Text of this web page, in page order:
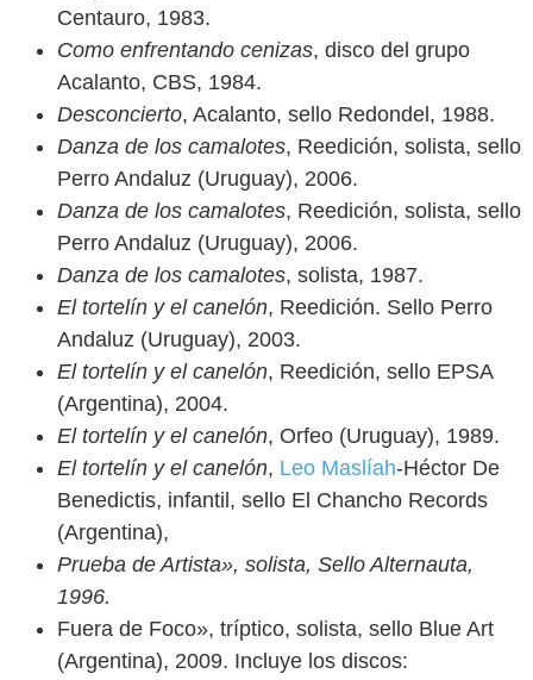
Centauro, 1983.
Como enfrentando cenizas, disco del grupo
Acalanto, CBS, 1984.
Desconcierto, Acalanto, sello Redondel, 1988.
Danza de los camalotes, Reedición, solista, sello
Perro Andaluz (Uruguay), 2006.
Danza de los camalotes, Reedición, solista, sello
Perro Andaluz (Uruguay), 2006.
Danza de los camalotes, solista, 1987.
El tortelín y el canelón, Reedición. Sello Perro
Andaluz (Uruguay), 2003.
El tortelín y el canelón, Reedición, sello EPSA
(Argentina), 2004.
El tortelín y el canelón, Orfeo (Uruguay), 1989.
El tortelín y el canelón, Leo Maslíah-Héctor De
Benedictis, infantil, sello El Chancho Records
(Argentina),
Prueba de Artista», solista, Sello Alternauta,
1996.
Fuera de Foco», tríptico, solista, sello Blue Art
(Argentina), 2009. Incluye los discos: